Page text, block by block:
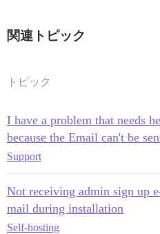
関連トピック
トピック
I have a problem that needs
because the Email can't be
Support
Not receiving admin sign up
mail during installation
Self-hosting